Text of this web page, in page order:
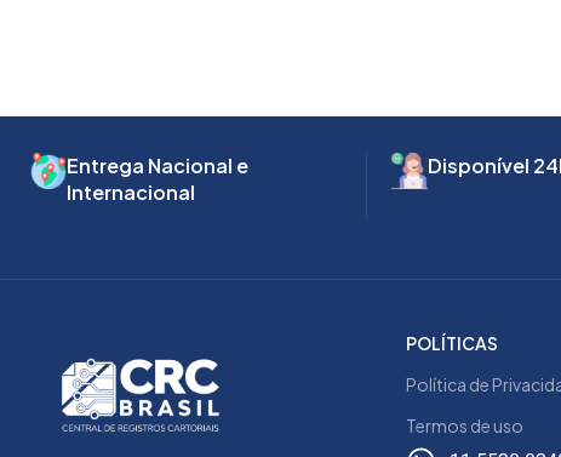
Entrega Nacional e
Internacional
Disponível
POLÍTICAS
Política de
Termos de uso